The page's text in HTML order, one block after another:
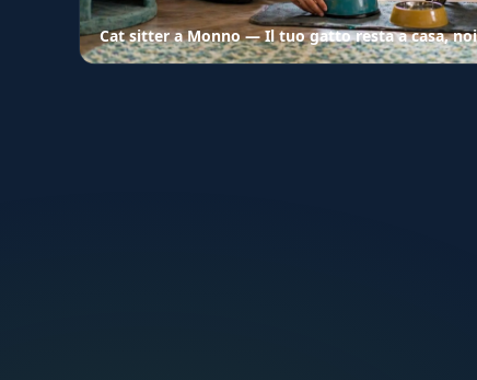
Cat sitter a Monno — Il tuo gatto resta a casa,